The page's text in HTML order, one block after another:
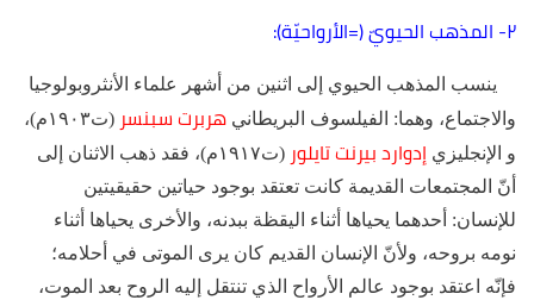
٢- المذهب الحيويّ (=الأرواحيّة):
ينسب المذهب الحيوي إلى اثنين من أشهر علماء الأنثروبولوجيا
والاجتماع، وهما: الفيلسوف البريطاني هربرت سبنسر
(ت١٩٠٣م)،
و الإنجليزي إدوارد بيرنت تايلور
(ت١٩١٧م)، فقد ذهب الاثنان إلى
أنّ المجتمعات القديمة كانت تعتقد بوجود حياتين حقيقيتين
للإنسان: أحدهما يحياها أثناء اليقظة ببدنه، والأخرى يحياها أثناء
نومه بروحه، ولأنّ الإنسان القديم كان يرى الموتى في أحلامه؛
فإنّه اعتقد بوجود عالم الأرواح الذي تنتقل إليه الروح بعد الموت،